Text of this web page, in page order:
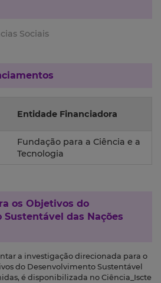
Sociais
Entidade Financiadora
Fundação para a Ciência e a
Tecnologia
os Objetivos do
Sustentável das Nações
a investigação direcionada para o
do Desenvolvimento Sustentável
é disponibilizada no Ciência_Iscte